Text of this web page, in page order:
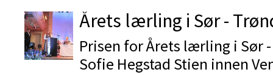
Årets lærling i Sør -
Prisen for Årets lærling i Sør
Sofie Hegstad Stien innen